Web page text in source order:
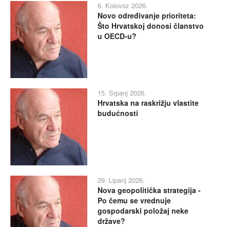
6. Kolovoz 2026.
Novo određivanje prioriteta:
Što Hrvatskoj donosi članstvo
u OECD-u?
15. Srpanj 2026.
Hrvatska na raskrižju vlastite
budućnosti
29. Lipanj 2026.
Nova geopolitička strategija -
Po čemu se vrednuje
gospodarski položaj neke
države?